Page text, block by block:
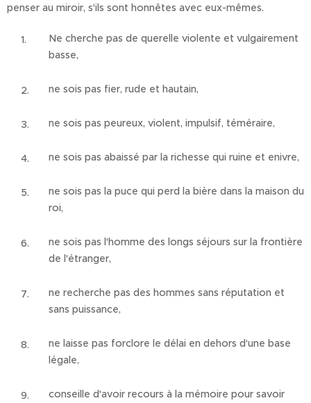
penser au miroir, s'ils sont honnêtes avec eux-mêmes.
Ne cherche pas de querelle violente et vulgairement
basse,
ne sois pas fier, rude et hautain,
ne sois pas peureux, violent, impulsif, téméraire,
ne sois pas abaissé par la richesse qui ruine et enivre,
ne sois pas la puce qui perd la bière dans la maison du
roi,
ne sois pas l'homme des longs séjours sur la frontière
de l'étranger,
ne recherche pas des hommes sans réputation et
sans puissance,
ne laisse pas forclore le délai en dehors d'une base
légale,
conseille d'avoir recours à la mémoire pour savoir